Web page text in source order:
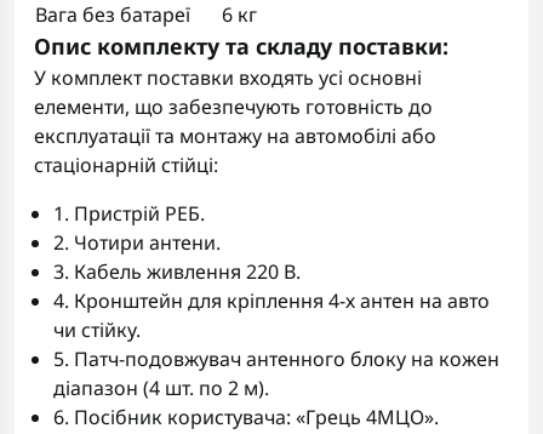
Вага без батареї
6 кг
Опис комплекту та складу поставки:
У комплект поставки входять усі основні
елементи, що забезпечують готовність до
експлуатації та монтажу на автомобілі або
стаціонарній стійці:
1. Пристрій РЕБ.
2. Чотири антени.
3. Кабель живлення 220 В.
4. Кронштейн для кріплення 4-х антен на авто
чи стійку.
5. Патч-подовжувач антенного блоку на кожен
діапазон (4 шт. по 2 м).
6. Посібник користувача: «Грець 4МЦО».